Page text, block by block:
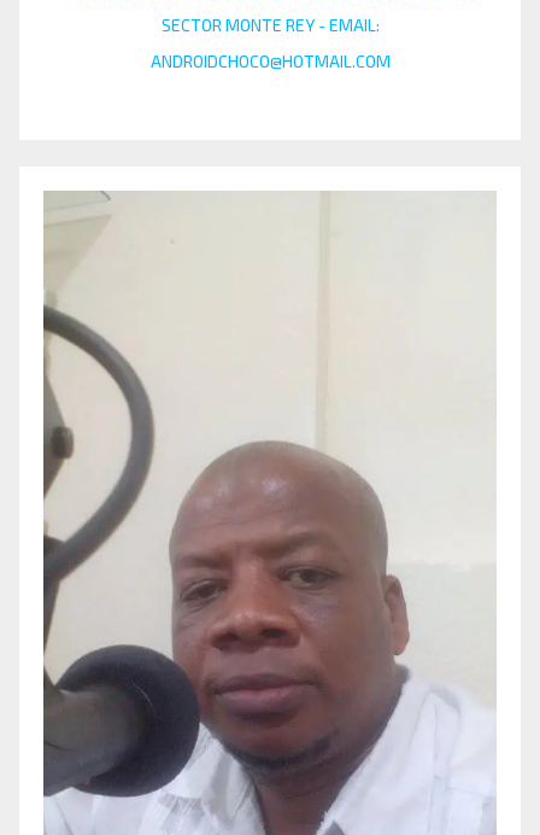
SECTOR MONTE REY - EMAIL:
ANDROIDCHOCO@HOTMAIL.COM